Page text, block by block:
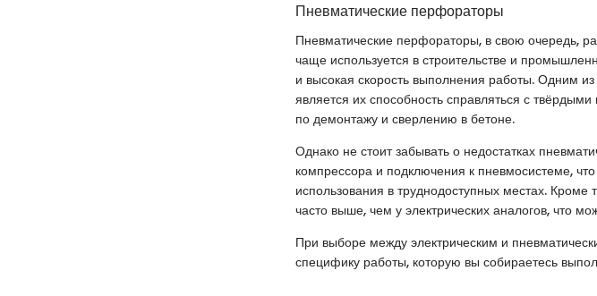
Пневматические перфораторы
Пневматические перфораторы, в свою очередь,
чаще используется в строительстве и
и высокая скорость выполнения работы. Одним
является их способность справляться с
по демонтажу и сверлению в бетоне.
Однако не стоит забывать о недостатках
компрессора и подключения к пневмосистеме,
использования в труднодоступных местах.
часто выше, чем у электрических аналогов, что
При выборе между электрическим и
специфику работы, которую вы собираетесь